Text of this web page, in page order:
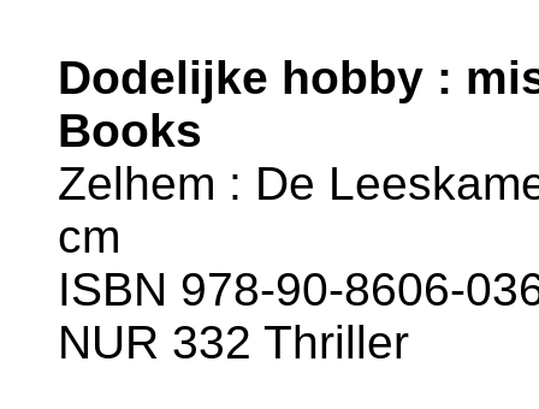
Dodelijke hobby :
Books
Zelhem : De
cm
ISBN 978-90-8606-
NUR 332 Thriller